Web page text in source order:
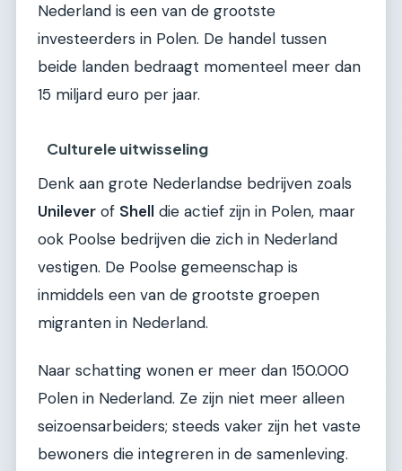
Nederland is een van de grootste
investeerders in Polen. De handel tussen
beide landen bedraagt momenteel meer dan
15 miljard euro per jaar.
Culturele uitwisseling
Denk aan grote Nederlandse bedrijven zoals
Unilever of Shell die actief zijn in Polen, maar
ook Poolse bedrijven die zich in Nederland
vestigen. De Poolse gemeenschap is
inmiddels een van de grootste groepen
migranten in Nederland.
Naar schatting wonen er meer dan 150.000
Polen in Nederland. Ze zijn niet meer alleen
seizoensarbeiders; steeds vaker zijn het vaste
bewoners die integreren in de samenleving.